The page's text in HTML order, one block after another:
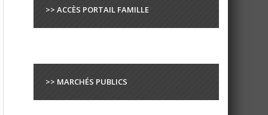
>> ACCÈS PORTAIL FAMILLE
>> MARCHÉS PUBLICS